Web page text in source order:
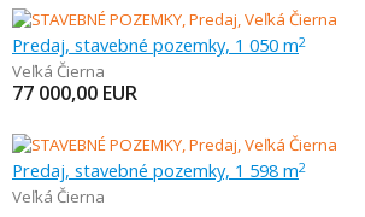
Predaj, stavebné pozemky, 1 050 m2
Veľká Čierna
77 000,00 EUR
Predaj, stavebné pozemky, 1 598 m2
Veľká Čierna